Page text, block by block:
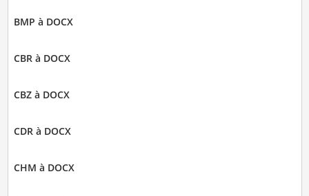
BMP à DOCX
CBR à DOCX
CBZ à DOCX
CDR à DOCX
CHM à DOCX